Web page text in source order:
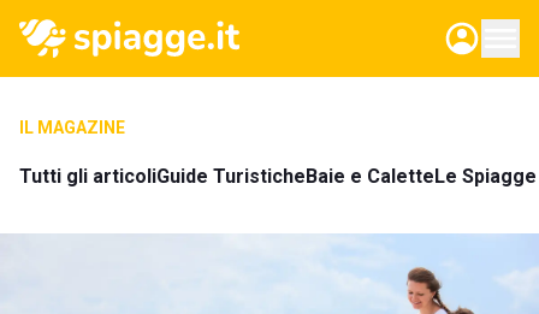
IL MAGAZINE
Tutti gli articoliGuide TuristicheBaie e CaletteLe